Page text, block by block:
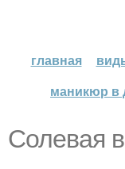
главная
маникюр в
Солевая